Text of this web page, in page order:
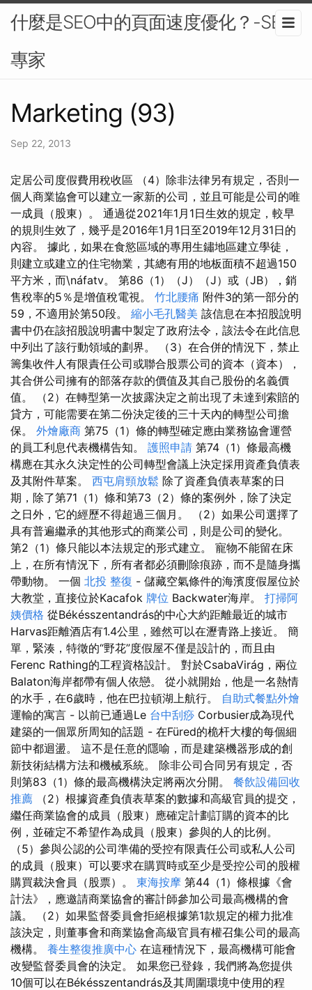
什麼是SEO中的頁面速度優化？-SEO
專家
Marketing (93)
Sep 22, 2013
定居公司度假費用稅收區 （4）除非法律另有規定，否則一
個人商業協會可以建立一家新的公司，並且可能是公司的唯
一成員（股東）。 通過從2021年1月1日生效的規定，較早
的規則生效了，幾乎是2016年1月1日至2019年12月31日的
內容。 據此，如果在食慾區域的專用生鏽地區建立學徒，
則建立或建立的住宅物業，其總有用的地板面積不超過150
平方米，而\náfatv。 第86（1）（J）（J）或（JB），銷
售稅率的5％是增值稅電視。 竹北腰痛 附件3的第一部分的
59，不適用於第50段。 縮小毛孔醫美 該信息在本招股說明
書中仍在該招股說明書中製定了政府法令，該法令在此信息
中列出了該行動領域的劃界。 （3）在合併的情況下，禁止
籌集收件人有限責任公司或聯合股票公司的資本（資本），
其合併公司擁有的部落存款的價值及其自己股份的名義價
值。 （2）在轉型第一次披露決定之前出現了未達到索賠的
貸方，可能需要在第二份決定後的三十天內的轉型公司擔
保。 外燴廠商 第75（1）條的轉型確定應​​由業務協會運營
的員工利息代表機構告知。 護照申請 第74（1）條最高機
構應在其永久決定性的公司轉型會議上決定採用資產負債表
及其附件草案。 西屯肩頸放鬆 除了資產負債表草案的日
期，除了第71（1）條和第73（2）條的案例外，除了決定
之日外，它的經歷不得超過三個月。 （2）如果公司選擇了
具有普遍繼承的其他形式的商業公司，則是公司的變化。
第2（1）條只能以本法規定的形式建立。 寵物不能留在床
上，在所有情況下，所有者都必須刪除痕跡，而不是隨身攜
帶動物。 一個 北投 整復 - 儲藏空氣條件的海濱度假屋位於
大教堂，直接位於Kacafok 牌位 Backwater海岸。 打掃阿
姨價格 從Békésszentandrás的中心大約距離最近的城市
Harvas距離酒店有1.4公里，雖然可以在瀝青路上接近。 簡
單，緊湊，特徵的“野花”度假屋不僅是設計的，而且由
Ferenc Rathing的工程資格設計。 對於CsabaVirág，兩位
Balaton海岸都帶有個人依戀。 從小就開始，他是一名熱情
的水手，在6歲時，他在巴拉頓湖上航行。 自助式餐點外燴
運輸的寓言 - 以前已通過Le 台中刮痧 Corbusier成為現代
建築的一個眾所周知的話題 - 在Füred的桅杆大樓的每個細
節中都迴盪。 這不是任意的隱喻，而是建築機器形成的創
新技術結構方法和機械系統。 除非公司合同另有規定，否
則第83（1）條的最高機構決定將兩次分開。 餐飲設備回收
推薦 （2）根據資產負債表草案的數據和高級官員的提交，
繼任商業協會的成員（股東）應確定計劃訂購的資本的比
例，並確定不希望作為成員（股東）參與的人的比例。
（5）參與公認的公司準備的受控有限責任公司或私人公司
的成員（股東）可以要求在購買時或至少是受控公司的股權
購買裁決會員（股票）。 東海按摩 第44（1）條根據《會
計法》，應邀請商業協會的審計師參加公司最高機構的會
議。 （2）如果監督委員會拒絕根據第1款規定的權力批准
該決定，則董事會和商業協會高級官員有權召集公司的最高
機構。 養生整復推廣中心 在這種情況下，最高機構可能會
改變監督委員會的決定。 如果您已登錄，我們將為您提供
10個可以在Békésszentandrás及其周圍環境中使用的程